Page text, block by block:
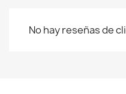
No hay reseñas de